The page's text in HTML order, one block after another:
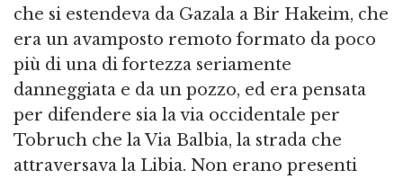
che si estendeva da Gazala a Bir Hakeim, che
era un avamposto remoto formato da poco
più di una di fortezza seriamente
danneggiata e da un pozzo, ed era pensata
per difendere sia la via occidentale per
Tobruch che la Via Balbia, la strada che
attraversava la Libia. Non erano presenti